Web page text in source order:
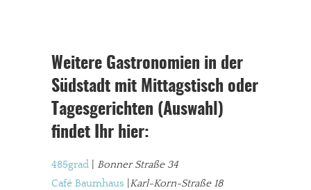
Weitere Gastronomien in der
Südstadt mit Mittagstisch oder
Tagesgerichten (Auswahl)
findet Ihr hier:
485grad
Bonner Straße 34
Café Baumhaus Karl-Korn-Straße 18